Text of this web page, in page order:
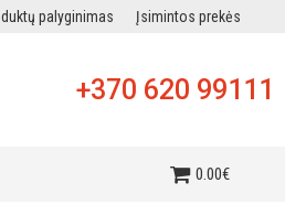
palyginimas Įsimintos prekės
+370 620 99111
0.00€